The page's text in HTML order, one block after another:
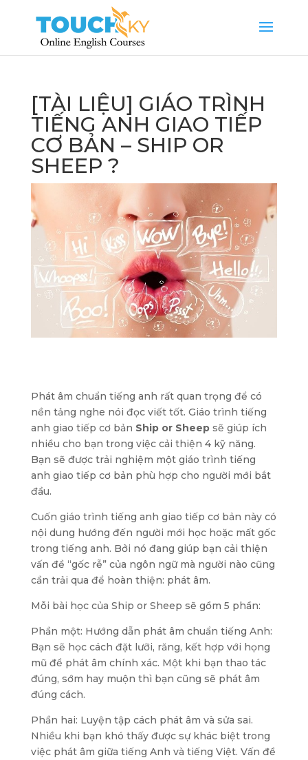
[TÀI LIỆU] GIÁO TRÌNH
TIẾNG ANH GIAO TIẾP
CƠ BẢN – SHIP OR
SHEEP ?
Phát âm chuẩn tiếng anh rất quan trọng để có
nền tảng nghe nói đọc viết tốt. Giáo trình tiếng
anh giao tiếp cơ bản Ship or Sheep sẽ giúp ích
nhiều cho bạn trong việc cải thiện 4 kỹ năng.
Bạn sẽ được trải nghiệm một giáo trình tiếng
anh giao tiếp cơ bản phù hợp cho người mới bắt
đầu.
Cuốn giáo trình tiếng anh giao tiếp cơ bản này có
nội dung hướng đến người mới học hoặc mất gốc
trong tiếng anh. Bởi nó đang giúp bạn cải thiện
vấn đề “gốc rễ” của ngôn ngữ mà người nào cũng
cần trải qua để hoàn thiện: phát âm.
Mỗi bài học của Ship or Sheep sẽ gồm 5 phần:
Phần một: Hướng dẫn phát âm chuẩn tiếng Anh:
Bạn sẽ học cách đặt lưỡi, răng, kết hợp với họng
mũ để phát âm chính xác. Một khi bạn thao tác
đúng, sớm hay muộn thì bạn cũng sẽ phát âm
đúng cách.
Phần hai: Luyện tập cách phát âm và sửa sai.
Nhiều khi bạn khó thấy được sự khác biệt trong
việc phát âm giữa tiếng Anh và tiếng Việt. Vấn đề